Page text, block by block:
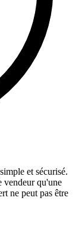
et sécurisé.
vendeur qu'une
ne peut pas être